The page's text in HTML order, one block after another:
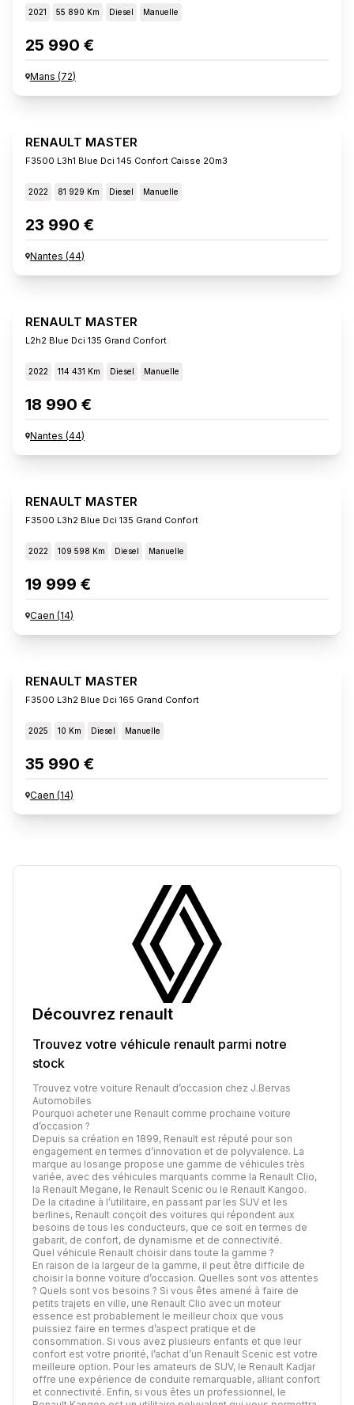
2021 55 890 Km Diesel Manuelle
25 990 €
Mans (72)
RENAULT MASTER
F3500 L3h1 Blue Dci 145 Confort Caisse 20m3
2022 81 929 Km Diesel Manuelle
23 990 €
Nantes (44)
RENAULT MASTER
L2h2 Blue Dci 135 Grand Confort
2022 114 431 Km Diesel Manuelle
18 990 €
Nantes (44)
RENAULT MASTER
F3500 L3h2 Blue Dci 135 Grand Confort
2022 109 598 Km Diesel Manuelle
19 999 €
Caen (14)
RENAULT MASTER
F3500 L3h2 Blue Dci 165 Grand Confort
2025 10 Km Diesel Manuelle
35 990 €
Caen (14)
Découvrez renault
Trouvez votre véhicule renault parmi notre
stock
Trouvez votre voiture Renault d’occasion chez J.Bervas
Automobiles
Pourquoi acheter une Renault comme prochaine voiture
d’occasion ?
Depuis sa création en 1899, Renault est réputé pour son
engagement en termes d’innovation et de polyvalence. La
marque au losange propose une gamme de véhicules très
variée, avec des véhicules marquants comme la Renault Clio,
la Renault Megane, le Renault Scenic ou le Renault Kangoo.
De la citadine à l’utilitaire, en passant par les SUV et les
berlines, Renault conçoit des voitures qui répondent aux
besoins de tous les conducteurs, que ce soit en termes de
gabarit, de confort, de dynamisme et de connectivité.
Quel véhicule Renault choisir dans toute la gamme ?
En raison de la largeur de la gamme, il peut être difficile de
choisir la bonne voiture d’occasion. Quelles sont vos attentes
? Quels sont vos besoins ? Si vous êtes amené à faire de
petits trajets en ville, une Renault Clio avec un moteur
essence est probablement le meilleur choix que vous
puissiez faire en termes d’aspect pratique et de
consommation. Si vous avez plusieurs enfants et que leur
confort est votre priorité, l’achat d’un Renault Scenic est votre
meilleure option. Pour les amateurs de SUV, le Renault Kadjar
offre une expérience de conduite remarquable, alliant confort
et connectivité. Enfin, si vous êtes un professionnel, le